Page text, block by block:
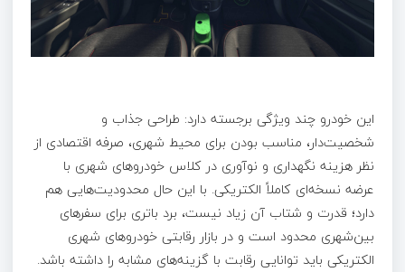
این خودرو چند ویژگی برجسته دارد: طراحی جذاب و
شخصیت‌دار، مناسب بودن برای محیط شهری، صرفه اقتصادی از
نظر هزینه نگهداری و نوآوری در کلاس خودروهای شهری با
عرضه نسخه‌ای کاملاً الکتریکی. با این حال محدودیت‌هایی هم
دارد؛ قدرت و شتاب آن زیاد نیست، برد باتری برای سفرهای
بین‌شهری محدود است و در بازار رقابتی خودروهای شهری
الکتریکی باید توانایی رقابت با گزینه‌های مشابه را داشته باشد.